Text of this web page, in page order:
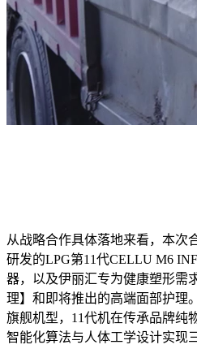
从战略合作具体落地来看，本次
研发的LPG第11代CELLU M6
器，以及伊丽汇专为健康塑形需
理】和即将推出的高端面部护理
旗舰机型，11代机在传承品牌纯
智能化算法与人体工学设计实现